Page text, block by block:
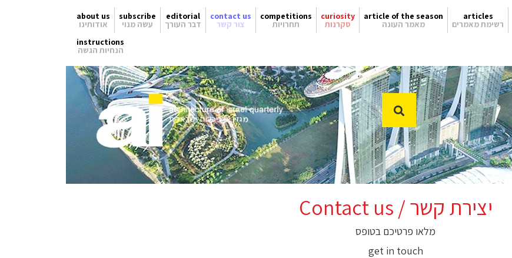
about us
אודותינו
subscribe
עשה מנוי
editorial
דבר העורך
contact us
צור קשר
competitions
תחרויות
curiosity
סקרנות
article of the season
מאמר העונה
articles
רשימת מאמרים
instructions
הנחיות הגשה
Contact us / יצירת קשר
מלאו פרטיכם בטופס
get in touch